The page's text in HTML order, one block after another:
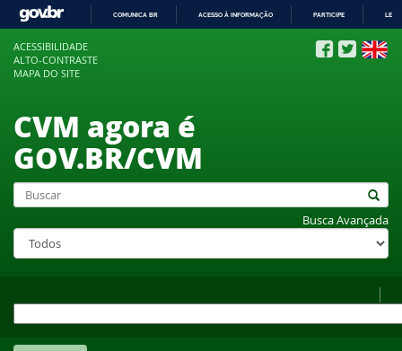
COMUNICA BR ACESSO À INFORMAÇÃO PARTICIPE
ACESSIBILIDADE
ALTO-CONTRASTE
MAPA DO SITE
CVM agora é
GOV.BR/CVM
Busca Avançada